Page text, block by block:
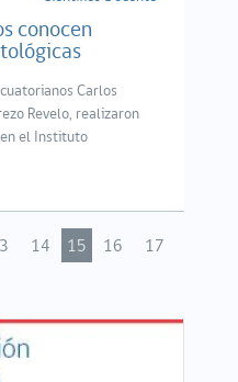
conocen
Carlos
Revelo, realizaron
el Instituto
14 15 16
17